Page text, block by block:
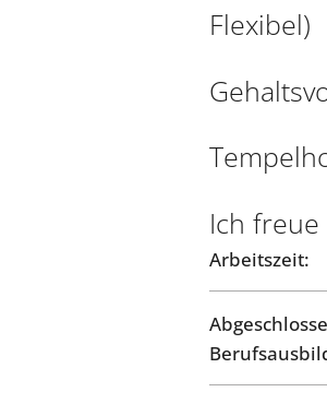
Flexibel)
Ich
Arbeitszeit: